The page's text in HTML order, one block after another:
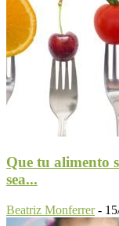
Que tu alimento
sea...
Beatriz Monferrer -